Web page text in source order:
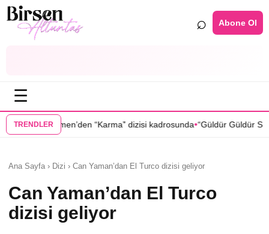
⌕ Abone Ol
☰
TRENDLER
“Karma” dizisi kadrosunda•“Güldür Güldür Show”un yıldızları
Ana Sayfa › Dizi › Can Yaman’dan El Turco dizisi geliyor
Can Yaman’dan El Turco
dizisi geliyor